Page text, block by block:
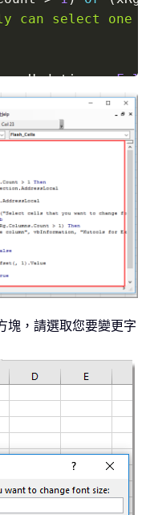
can select one
=
In xRg
Size xCell
塊，請選取您要變更字